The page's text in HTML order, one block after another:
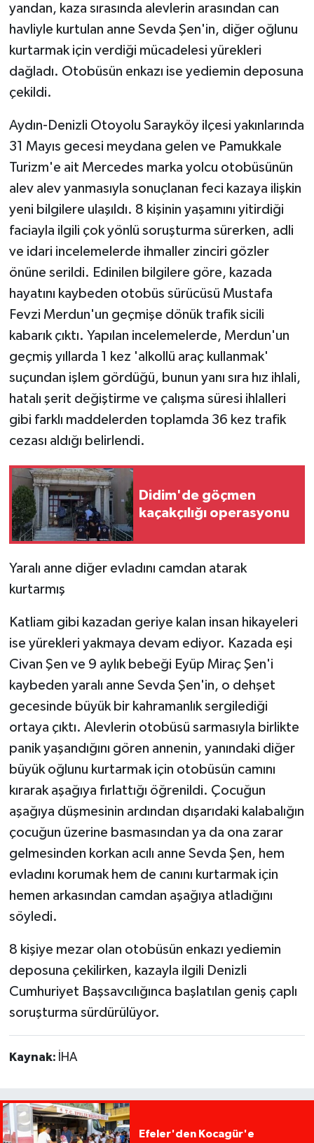
yandan, kaza sırasında alevlerin arasından can
havliyle kurtulan anne Sevda Şen'in, diğer oğlunu
kurtarmak için verdiği mücadelesi yürekleri
dağladı. Otobüsün enkazı ise yediemin deposuna
çekildi.
Aydın-Denizli Otoyolu Sarayköy ilçesi yakınlarında
31 Mayıs gecesi meydana gelen ve Pamukkale
Turizm'e ait Mercedes marka yolcu otobüsünün
alev alev yanmasıyla sonuçlanan feci kazaya ilişkin
yeni bilgilere ulaşıldı. 8 kişinin yaşamını yitirdiği
faciayla ilgili çok yönlü soruşturma sürerken, adli
ve idari incelemelerde ihmaller zinciri gözler
önüne serildi. Edinilen bilgilere göre, kazada
hayatını kaybeden otobüs sürücüsü Mustafa
Fevzi Merdun'un geçmişe dönük trafik sicili
kabarık çıktı. Yapılan incelemelerde, Merdun'un
geçmiş yıllarda 1 kez 'alkollü araç kullanmak'
suçundan işlem gördüğü, bunun yanı sıra hız ihlali,
hatalı şerit değiştirme ve çalışma süresi ihlalleri
gibi farklı maddelerden toplamda 36 kez trafik
cezası aldığı belirlendi.
Didim'de göçmen
kaçakçılığı operasyonu
Yaralı anne diğer evladını camdan atarak
kurtarmış
Katliam gibi kazadan geriye kalan insan hikayeleri
ise yürekleri yakmaya devam ediyor. Kazada eşi
Civan Şen ve 9 aylık bebeği Eyüp Miraç Şen'i
kaybeden yaralı anne Sevda Şen'in, o dehşet
gecesinde büyük bir kahramanlık sergilediği
ortaya çıktı. Alevlerin otobüsü sarmasıyla birlikte
panik yaşandığını gören annenin, yanındaki diğer
büyük oğlunu kurtarmak için otobüsün camını
kırarak aşağıya fırlattığı öğrenildi. Çocuğun
aşağıya düşmesinin ardından dışarıdaki kalabalığın
çocuğun üzerine basmasından ya da ona zarar
gelmesinden korkan acılı anne Sevda Şen, hem
evladını korumak hem de canını kurtarmak için
hemen arkasından camdan aşağıya atladığını
söyledi.
8 kişiye mezar olan otobüsün enkazı yediemin
deposuna çekilirken, kazayla ilgili Denizli
Cumhuriyet Başsavcılığınca başlatılan geniş çaplı
soruşturma sürdürülüyor.
Kaynak: İHA
Efeler'den Kocagür'e